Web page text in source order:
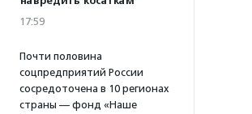
17:59
Почти половина
соцпредприятий России
сосредоточена в 10 регионах
страны — фонд «Наше